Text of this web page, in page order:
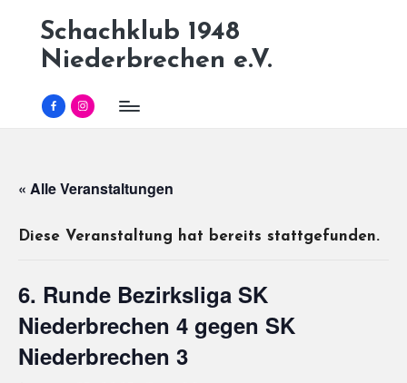
Schachklub 1948
Niederbrechen e.V.
Facebook
Instagram
« Alle Veranstaltungen
Diese Veranstaltung hat bereits stattgefunden.
6. Runde Bezirksliga SK
Niederbrechen 4 gegen SK
Niederbrechen 3